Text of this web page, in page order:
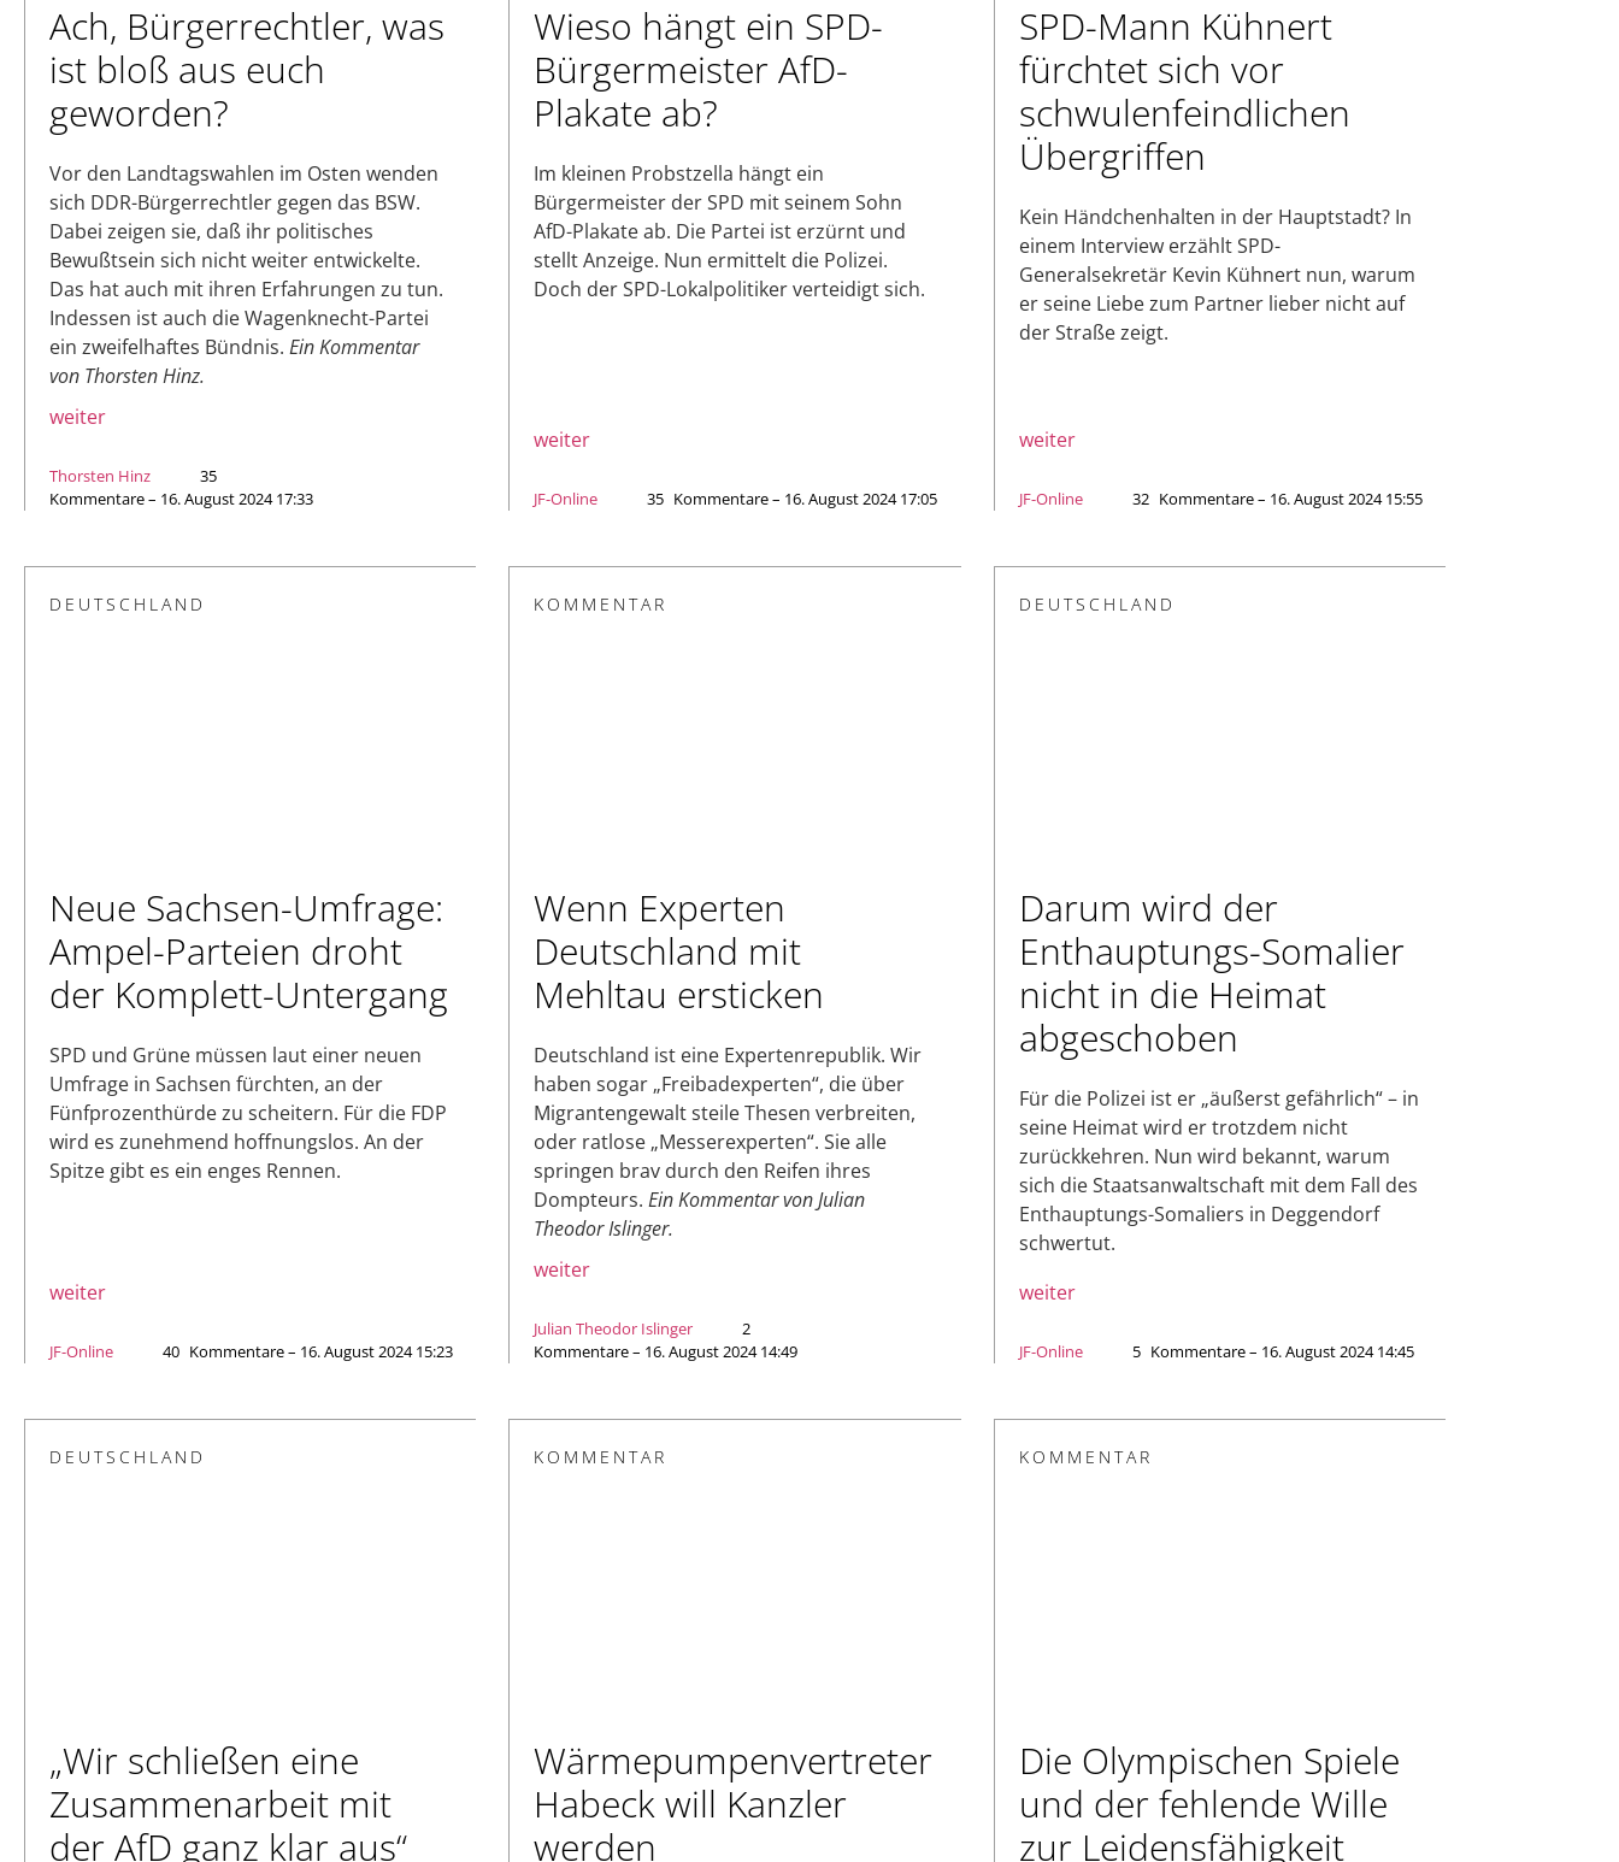
Ach, Bürgerrechtler, was
ist bloß aus euch
geworden?
Vor den Landtagswahlen im Osten wenden
sich DDR-Bürgerrechtler gegen das BSW.
Dabei zeigen sie, daß ihr politisches
Bewußtsein sich nicht weiter entwickelte.
Das hat auch mit ihren Erfahrungen zu tun.
Indessen ist auch die Wagenknecht-Partei
ein zweifelhaftes Bündnis. Ein Kommentar
von Thorsten Hinz.
weiter
Thorsten Hinz
35
Kommentare – 16. August 2024 17:33
Wieso hängt ein SPD-
Bürgermeister AfD-
Plakate ab?
Im kleinen Probstzella hängt ein
Bürgermeister der SPD mit seinem Sohn
AfD-Plakate ab. Die Partei ist erzürnt und
stellt Anzeige. Nun ermittelt die Polizei.
Doch der SPD-Lokalpolitiker verteidigt sich.
weiter
JF-Online 35 Kommentare – 16. August 2024 17:05
SPD-Mann Kühnert
fürchtet sich vor
schwulenfeindlichen
Übergriffen
Kein Händchenhalten in der Hauptstadt? In
einem Interview erzählt SPD-
Generalsekretär Kevin Kühnert nun, warum
er seine Liebe zum Partner lieber nicht auf
der Straße zeigt.
weiter
JF-Online 32 Kommentare – 16. August 2024 15:55
DEUTSCHLAND
Neue Sachsen-Umfrage:
Ampel-Parteien droht
der Komplett-Untergang
SPD und Grüne müssen laut einer neuen
Umfrage in Sachsen fürchten, an der
Fünfprozenthürde zu scheitern. Für die FDP
wird es zunehmend hoffnungslos. An der
Spitze gibt es ein enges Rennen.
weiter
JF-Online 40 Kommentare – 16. August 2024 15:23
KOMMENTAR
Wenn Experten
Deutschland mit
Mehltau ersticken
Deutschland ist eine Expertenrepublik. Wir
haben sogar „Freibadexperten“, die über
Migrantengewalt steile Thesen verbreiten,
oder ratlose „Messerexperten“. Sie alle
springen brav durch den Reifen ihres
Dompteurs.Ein Kommentar von Julian
Theodor Islinger.
weiter
Julian Theodor Islinger
2
Kommentare – 16. August 2024 14:49
DEUTSCHLAND
Darum wird der
Enthauptungs-Somalier
nicht in die Heimat
abgeschoben
Für die Polizei ist er „äußerst gefährlich“ – in
seine Heimat wird er trotzdem nicht
zurückkehren. Nun wird bekannt, warum
sich die Staatsanwaltschaft mit dem Fall des
Enthauptungs-Somaliers in Deggendorf
schwertut.
weiter
JF-Online 5 Kommentare – 16. August 2024 14:45
DEUTSCHLAND
„Wir schließen eine
Zusammenarbeit mit
der AfD ganz klar aus“
KOMMENTAR
Wärmepumpenvertreter
Habeck will Kanzler
werden
KOMMENTAR
Die Olympischen Spiele
und der fehlende Wille
zur Leidensfähigkeit